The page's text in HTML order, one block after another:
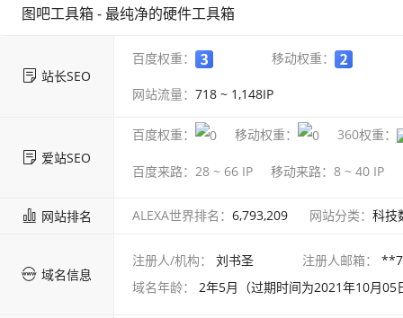
图吧工具箱 - 最纯净的硬件工具箱
站长SEO
百度权重： 移动权重：
网站流量： 718 ~ 1,148IP
爱站SEO
百度权重： 移动权重： 360权重：
百度来路： 28 ~ 66 IP 移动来路： 8 ~ 40 IP
网站排名 ALEXA世界排名： 6,793,209 网站分类： 科技
域名信息
注册人/机构： 刘书圣 注册人邮箱：
域名年龄： 2年5月（过期时间为2021年10月05